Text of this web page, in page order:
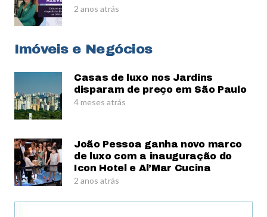
2 anos atrás
Imóveis e Negócios
Casas de luxo nos Jardins
disparam de preço em São Paulo
4 meses atrás
João Pessoa ganha novo marco
de luxo com a inauguração do
Icon Hotel e Al’Mar Cucina
2 anos atrás